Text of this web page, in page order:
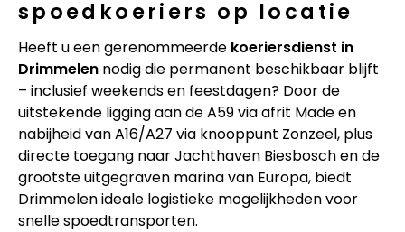
spoedkoeriers op locatie
Heeft u een gerenommeerde koeriersdienst in
Drimmelen nodig die permanent beschikbaar blijft
– inclusief weekends en feestdagen? Door de
uitstekende ligging aan de A59 via afrit Made en
nabijheid van A16/A27 via knooppunt Zonzeel, plus
directe toegang naar Jachthaven Biesbosch en de
grootste uitgegraven marina van Europa, biedt
Drimmelen ideale logistieke mogelijkheden voor
snelle spoedtransporten.